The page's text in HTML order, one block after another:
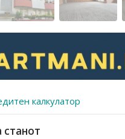
калкулатор
станот